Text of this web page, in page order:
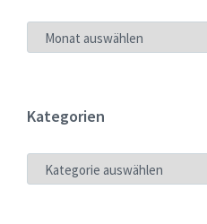
ARCHIV
Kategorien
KATEGORIEN